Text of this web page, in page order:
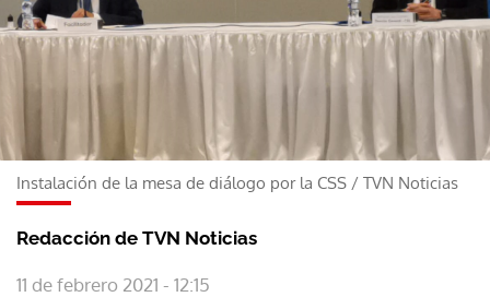
Instalación de la mesa de diálogo por la CSS / TVN Noticias
Redacción de TVN Noticias
11 de febrero 2021 - 12:15